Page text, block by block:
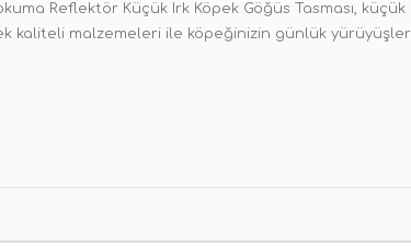
Reflektör Küçük Irk Köpek Göğüs Tasması,
kaliteli malzemeleri ile köpeğinizin günlük